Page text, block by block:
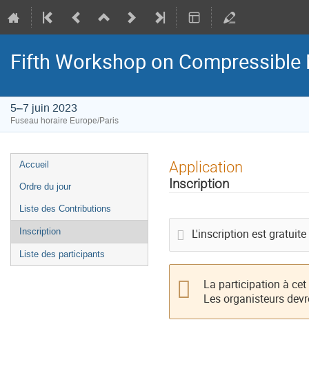
Fifth Workshop on
5–7 juin 2023
Fuseau horaire Europe/Paris
Menu
de
Accueil
Ordre du jour
Liste des Contributions
Inscription
Liste des participants
Application
Inscription
L'inscription est
La participation à cet
Les organisteurs